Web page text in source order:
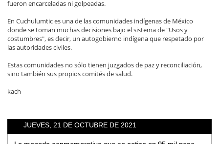
fueron encarceladas ni golpeadas.
En Cuchulumtic es una de las comunidades indígenas de México
donde se toman muchas decisiones bajo el sistema de "Usos y
costumbres", es decir, un autogobierno indígena que respetado por
las autoridades civiles.
Estas comunidades no sólo tienen juzgados de paz y reconciliación,
sino también sus propios comités de salud.
kach
JUEVES, 21 DE OCTUBRE DE 2021